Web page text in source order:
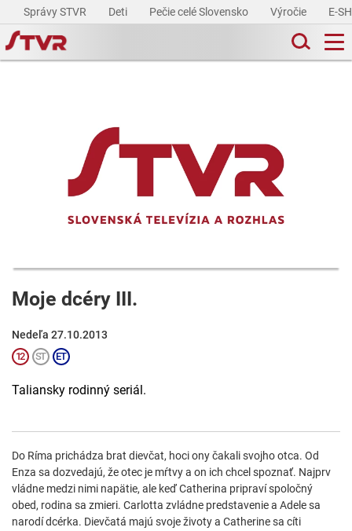
Správy STVR Deti Pečie celé Slovensko Výročie E-
Moje dcéry III.
Nedeľa 27.10.2013
Taliansky rodinný seriál.
Do Ríma prichádza brat dievčat, hoci ony čakali svojho otca. Od
Enza sa dozvedajú, že otec je mŕtvy a on ich chcel spoznať. Najprv
vládne medzi nimi napätie, ale keď Catherina pripraví spoločný
obed, rodina sa zmieri. Carlotta zvládne predstavenie a Adele sa
narodí dcérka. Dievčatá majú svoje životy a Catherine sa cíti